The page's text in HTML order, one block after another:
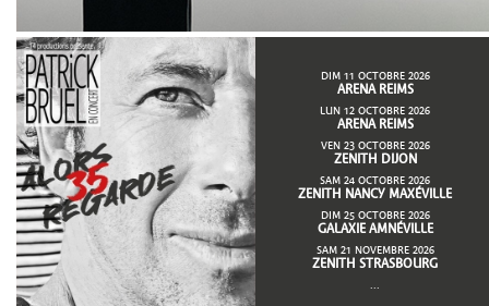
DIM 11 OCTOBRE 2026
ARENA REIMS
LUN 12 OCTOBRE 2026
ARENA REIMS
VEN 23 OCTOBRE 2026
ZENITH DIJON
SAM 24 OCTOBRE 2026
ZENITH NANCY MAXÉVILLE
DIM 25 OCTOBRE 2026
GALAXIE AMNÉVILLE
SAM 21 NOVEMBRE 2026
ZENITH STRASBOURG
...